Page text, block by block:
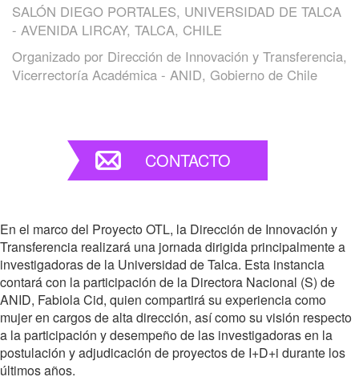
SALÓN DIEGO PORTALES, UNIVERSIDAD DE TALCA
- AVENIDA LIRCAY, TALCA, CHILE
Organizado por Dirección de Innovación y Transferencia,
Vicerrectoría Académica - ANID, Gobierno de Chile
CONTACTO
En el marco del Proyecto OTL, la Dirección de Innovación y
Transferencia realizará una jornada dirigida principalmente a
investigadoras de la Universidad de Talca. Esta instancia
contará con la participación de la Directora Nacional (S) de
ANID, Fabiola Cid, quien compartirá su experiencia como
mujer en cargos de alta dirección, así como su visión respecto
a la participación y desempeño de las investigadoras en la
postulación y adjudicación de proyectos de I+D+i durante los
últimos años.